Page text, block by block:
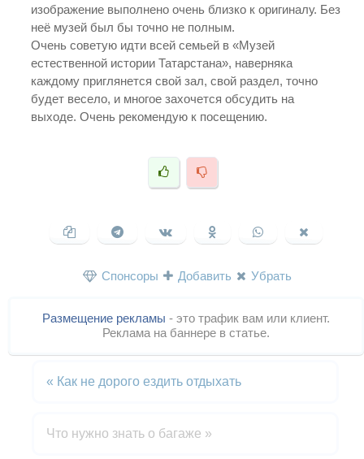
изображение выполнено очень близко к оригиналу. Без
неё музей был бы точно не полным.
Очень советую идти всей семьей в «Музей
естественной истории Татарстана», наверняка
каждому приглянется свой зал, свой раздел, точно
будет весело, и многое захочется обсудить на
выходе. Очень рекомендую к посещению.
Спонсоры Добавить Убрать
Размещение рекламы - это трафик вам или клиент.
Реклама на баннере в статье.
« Как не дорого ездить отдыхать
Что нужно знать о багаже »